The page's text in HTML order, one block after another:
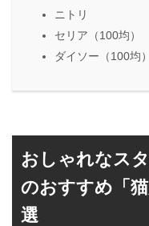
ニトリ
セリア（100均）
ダイソー（100均）
おしゃれなス
のおすすめ「
選